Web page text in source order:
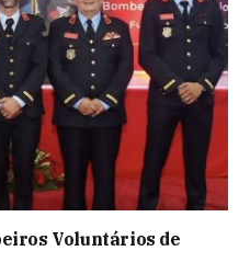
Voluntários de